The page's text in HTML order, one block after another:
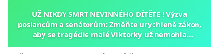
UŽ NIKDY SMRT NEVINNÉHO DÍTĚTE ! Výzva
poslancům a senátorům: Změňte urychleně zákon,
aby se tragédie malé Viktorky už nemohla